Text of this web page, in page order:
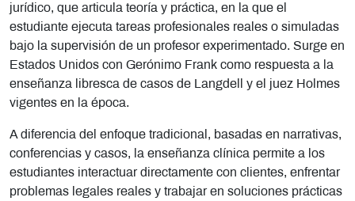
jurídico, que articula teoría y práctica, en la que el
estudiante ejecuta tareas profesionales reales o simuladas
bajo la supervisión de un profesor experimentado. Surge en
Estados Unidos con Gerónimo Frank como respuesta a la
enseñanza libresca de casos de Langdell y el juez Holmes
vigentes en la época.
A diferencia del enfoque tradicional, basadas en narrativas,
conferencias y casos, la enseñanza clínica permite a los
estudiantes interactuar directamente con clientes, enfrentar
problemas legales reales y trabajar en soluciones prácticas